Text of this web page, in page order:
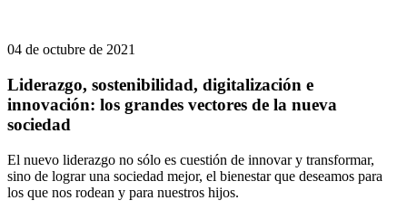
04 de octubre de 2021
Liderazgo, sostenibilidad, digitalización e
innovación: los grandes vectores de la nueva
sociedad
El nuevo liderazgo no sólo es cuestión de innovar y transformar,
sino de lograr una sociedad mejor, el bienestar que deseamos para
los que nos rodean y para nuestros hijos.